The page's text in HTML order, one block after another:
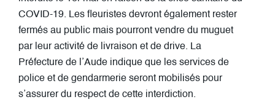
COVID-19. Les fleuristes devront également rester
fermés au public mais pourront vendre du muguet
par leur activité de livraison et de drive. La
Préfecture de l’Aude indique que les services de
police et de gendarmerie seront mobilisés pour
s’assurer du respect de cette interdiction.